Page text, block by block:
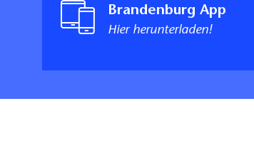
Brandenburg App
Hier herunterladen!